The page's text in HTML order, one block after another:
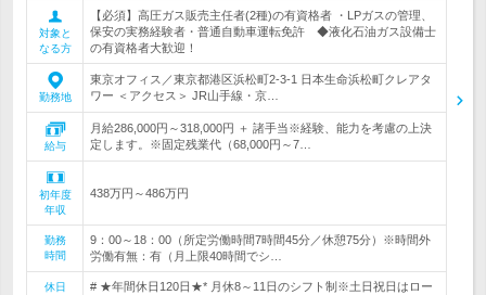
対象と
なる方
【必須】高圧ガス販売主任者(2種)の有資格者 ・LPガスの管理、
保安の実務経験者・普通自動車運転免許 ◆液化石油ガス設備士
の有資格者大歓迎！
勤務地
東京オフィス／東京都港区浜松町2-3-1 日本生命浜松町クレアタ
ワー ＜アクセス＞ JR山手線・京…
給与
月給286,000円～318,000円 ＋ 諸手当※経験、能力を考慮の上決
定します。※固定残業代（68,000円～7…
初年度
年収
438万円～486万円
勤務
時間
9：00～18：00（所定労働時間7時間45分／休憩75分）※時間外
労働有無：有（月上限40時間でシ…
休日
# ★年間休日120日★* 月休8～11日のシフト制※土日祝日はロー